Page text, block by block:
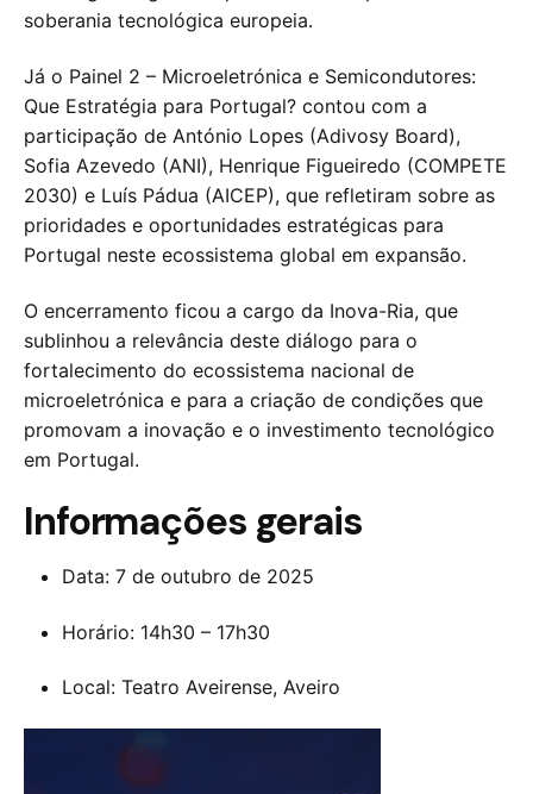
soberania tecnológica europeia.
Já o Painel 2 – Microeletrónica e Semicondutores:
Que Estratégia para Portugal? contou com a
participação de António Lopes (Adivosy Board),
Sofia Azevedo (ANI), Henrique Figueiredo (COMPETE
2030) e Luís Pádua (AICEP), que refletiram sobre as
prioridades e oportunidades estratégicas para
Portugal neste ecossistema global em expansão.
O encerramento ficou a cargo da Inova-Ria, que
sublinhou a relevância deste diálogo para o
fortalecimento do ecossistema nacional de
microeletrónica e para a criação de condições que
promovam a inovação e o investimento tecnológico
em Portugal.
Informações gerais
Data: 7 de outubro de 2025
Horário: 14h30 – 17h30
Local: Teatro Aveirense, Aveiro